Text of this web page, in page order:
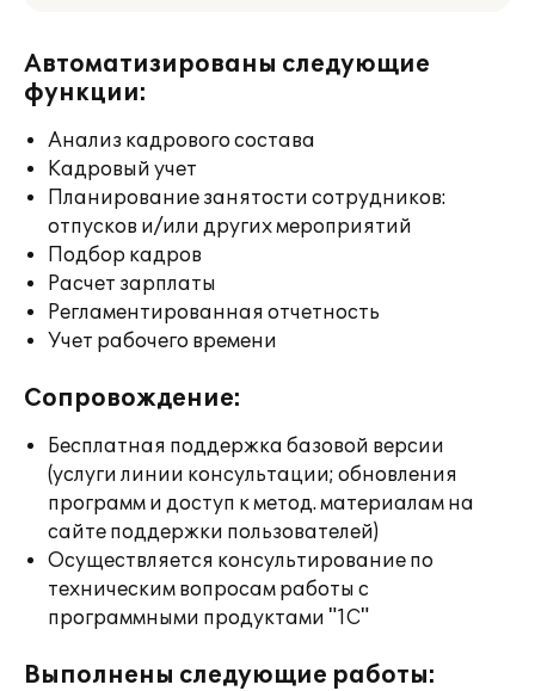
Автоматизированы следующие
функции:
Анализ кадрового состава
Кадровый учет
Планирование занятости сотрудников:
отпусков и/или других мероприятий
Подбор кадров
Расчет зарплаты
Регламентированная отчетность
Учет рабочего времени
Сопровождение:
Бесплатная поддержка базовой версии
(услуги линии консультации; обновления
программ и доступ к метод. материалам на
сайте поддержки пользователей)
Осуществляется консультирование по
техническим вопросам работы с
программными продуктами "1С"
Выполнены следующие работы: